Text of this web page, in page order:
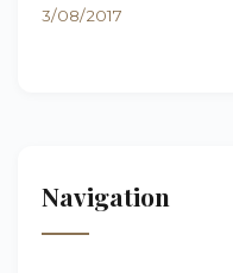
3/08/2017
Navigation